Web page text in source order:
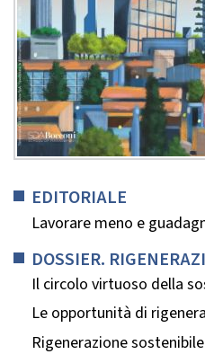
EDITORIALE
Lavorare meno e
DOSSIER.
Il circolo virtuoso della
Le opportunità di
Rigenerazione